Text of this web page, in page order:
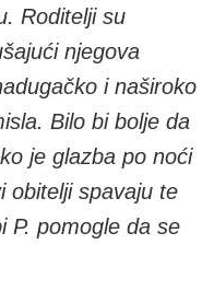
Roditelji su
njegova
i naširoko
Bilo bi bolje da
je glazba po noći
obitelji spavaju te
P. pomogle da se